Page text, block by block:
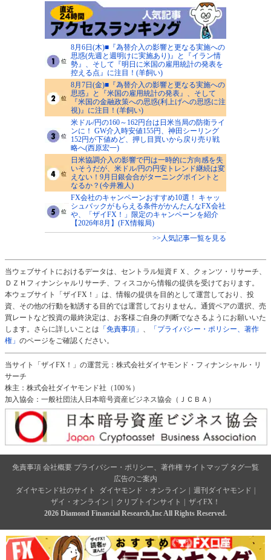
8月6日(木)■『為替介入の影響と更なる実施への
思惑(先週と週明けに実施あり)』と『イラン情
勢』、そして『明日に米国の雇用統計の発表を
控える点』に注目！(羊飼い)
8月7日(金)■『為替介入の影響と更なる実施への
思惑』と『米国の雇用統計の発表』、そして
『米国の金融政策への思惑(利上げへの思惑に注
視)』に注目！(羊飼い)
米ドル/円の160～162円台は日米当局の防衛ライ
ンに！ GW介入時安値155円、神田シーリング
152円が下値めど、押し目買いから戻り売り戦
略へ(西原宏一)
日米協調介入の影響で円は一時的に方向感を失
いそうだが、米ドル/円の円安トレンド継続は変
えない！9月日銀会合がターニングポイントと
なるか？(今井雅人)
FX会社のキャンペーンおすすめ10選！ キャッ
シュバックがもらえる条件がかんたんなFX会社
や、「ザイFX！」限定のキャンペーンを紹介
【2026年8月】(FX情報局)
>>人気記事一覧を見る
当ウェブサイトにおけるデータは、セントラル短資ＦＸ、クォンツ・リサーチ、
ＤＺＨフィナンシャルリサーチ、フィスコから情報の提供を受けております。
本ウェブサイト「ザイFX！」は、情報の提供を目的として運営しており、投
資、その他の行動を勧誘する目的では運営しておりません。通貨ペアの選択、売
買レートなど投資の最終決定は、お客様ご自身の判断でなさるようにお願いいた
します。さらに詳しいことは 「免責事項」
「プライバシー・ポリシー、著作
権」 のページをご確認ください。
当サイト「ザイFX！」の運営元：株式会社ダイヤモンド・フィナンシャル・リ
サーチ
株主：株式会社ダイヤモンド社（100％）
加入協会：一般社団法人日本暗号資産ビジネス協会（ＪＣＢＡ）
免責事項 会社概要 プライバシー・ポリシー、著作権 サイトマップ タグ一覧
広告のご案内
ダイヤモンド社のサイト
ダイヤモンド・オンライン 週刊ダイヤモンド
ザイ・オンライン
クリプトインサイト
ザイFX！
2026 Diamond Financial Research,Inc All Rights Reserved.